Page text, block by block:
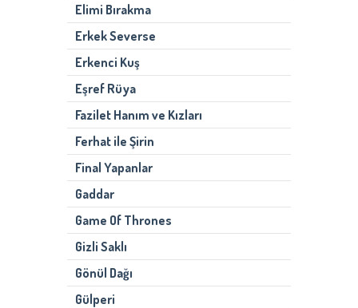
Elimi Bırakma
Erkek Severse
Erkenci Kuş
Eşref Rüya
Fazilet Hanım ve Kızları
Ferhat ile Şirin
Final Yapanlar
Gaddar
Game Of Thrones
Gizli Saklı
Gönül Dağı
Gülperi